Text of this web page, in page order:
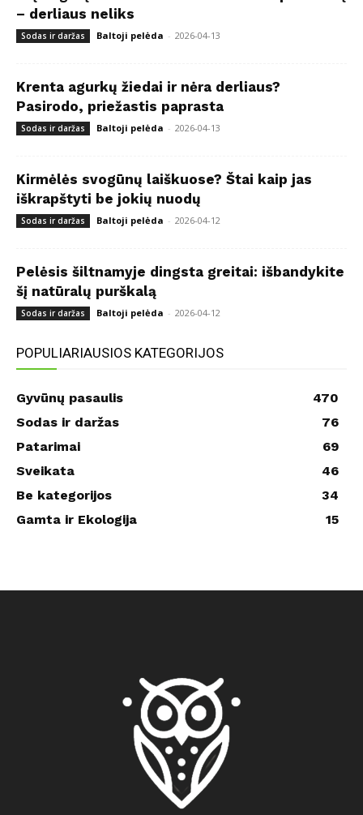
– derliaus neliks
Sodas ir daržas Baltoji pelėda - 2026-04-13
Krenta agurkų žiedai ir nėra derliaus?
Pasirodo, priežastis paprasta
Sodas ir daržas Baltoji pelėda - 2026-04-13
Kirmėlės svogūnų laiškuose? Štai kaip jas
iškrapštyti be jokių nuodų
Sodas ir daržas Baltoji pelėda - 2026-04-12
Pelėsis šiltnamyje dingsta greitai: išbandykite
šį natūralų purškalą
Sodas ir daržas Baltoji pelėda - 2026-04-12
POPULIARIAUSIOS KATEGORIJOS
Gyvūnų pasaulis
470
Sodas ir daržas
76
Patarimai
69
Sveikata
46
Be kategorijos
34
Gamta ir Ekologija
15